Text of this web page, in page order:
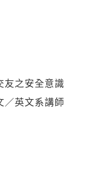
友之安全意識
／英文系講師